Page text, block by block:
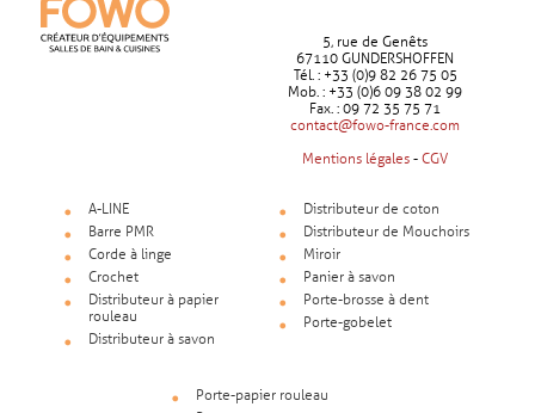
5, rue de Genêts
67110 GUNDERSHOFFEN
Tél. : +33 (0)9 82 26 75 05
Mob. : +33 (0)6 09 38 02 99
Fax. : 09 72 35 75 71
contact@fowo-france.com
Mentions légales - CGV
A-LINE
Barre PMR
Corde à linge
Crochet
Distributeur à papier
rouleau
Distributeur à savon
Distributeur de coton
Distributeur de Mouchoirs
Miroir
Panier à savon
Porte-brosse à dent
Porte-gobelet
Porte-papier rouleau